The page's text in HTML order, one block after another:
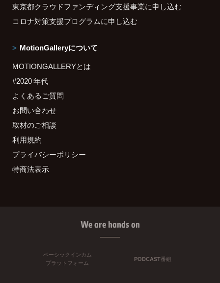
東京都クラウドファンディング支援事業に申し込む
コロナ対策支援プログラムに申し込む
MotionGalleryについて
MOTIONGALLERYとは
#2020 年代
よくあるご質問
お問い合わせ
取材のご相談
利用規約
プライバシーポリシー
特商法表示
We are hands on
ベーシックインカム
プラットフォーム
PODCAST番組